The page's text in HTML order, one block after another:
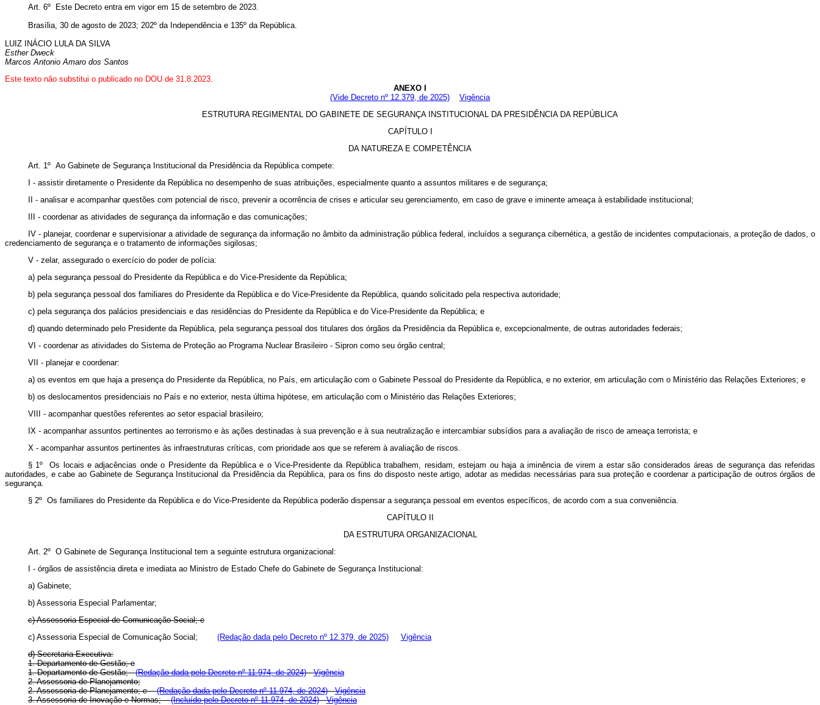
Art. 6º Este Decreto entra em vigor em 15 de setembro de 2023.
Brasília, 30 de agosto de 2023; 202º da Independência e 135º da República.
LUIZ INÁCIO LULA DA SILVA
Esther Dweck
Marcos Antonio Amaro dos Santos
Este texto não substitui o publicado no DOU de 31.8.2023.
ANEXO I
(Vide Decreto nº 12.379, de 2025)
Vigência
ESTRUTURA REGIMENTAL DO GABINETE DE SEGURANÇA INSTITUCIONAL DA PRESIDÊNCIA DA REPÚBLICA
CAPÍTULO I
DA NATUREZA E COMPETÊNCIA
Art. 1º Ao Gabinete de Segurança Institucional da Presidência da República compete:
I - assistir diretamente o Presidente da República no desempenho de suas atribuições, especialmente quanto a assuntos militares e de segurança;
II - analisar e acompanhar questões com potencial de risco, prevenir a ocorrência de crises e articular seu gerenciamento, em caso de grave e iminente ameaça à estabilidade institucional;
III - coordenar as atividades de segurança da informação e das comunicações;
IV - planejar, coordenar e supervisionar a atividade de segurança da informação no âmbito da administração pública federal, incluídos a segurança cibernética, a gestão de incidentes computacionais, a proteção de dados, o
credenciamento de segurança e o tratamento de informações sigilosas;
V - zelar, assegurado o exercício do poder de polícia:
a) pela segurança pessoal do Presidente da República e do Vice-Presidente da República;
b) pela segurança pessoal dos familiares do Presidente da República e do Vice-Presidente da República, quando solicitado pela respectiva autoridade;
c) pela segurança dos palácios presidenciais e das residências do Presidente da República e do Vice-Presidente da República; e
d) quando determinado pelo Presidente da República, pela segurança pessoal dos titulares dos órgãos da Presidência da República e, excepcionalmente, de outras autoridades federais;
VI - coordenar as atividades do Sistema de Proteção ao Programa Nuclear Brasileiro - Sipron como seu órgão central;
VII - planejar e coordenar:
a) os eventos em que haja a presença do Presidente da República, no País, em articulação com o Gabinete Pessoal do Presidente da República, e no exterior, em articulação com o Ministério das Relações Exteriores; e
b) os deslocamentos presidenciais no País e no exterior, nesta última hipótese, em articulação com o Ministério das Relações Exteriores;
VIII - acompanhar questões referentes ao setor espacial brasileiro;
IX - acompanhar assuntos pertinentes ao terrorismo e às ações destinadas à sua prevenção e à sua neutralização e intercambiar subsídios para a avaliação de risco de ameaça terrorista; e
X - acompanhar assuntos pertinentes às infraestruturas críticas, com prioridade aos que se referem à avaliação de riscos.
§ 1º Os locais e adjacências onde o Presidente da República e o Vice-Presidente da República trabalhem, residam, estejam ou haja a iminência de virem a estar são considerados áreas de segurança das referidas
autoridades, e cabe ao Gabinete de Segurança Institucional da Presidência da República, para os fins do disposto neste artigo, adotar as medidas necessárias para sua proteção e coordenar a participação de outros órgãos de
segurança.
§ 2º Os familiares do Presidente da República e do Vice-Presidente da República poderão dispensar a segurança pessoal em eventos específicos, de acordo com a sua conveniência.
CAPÍTULO II
DA ESTRUTURA ORGANIZACIONAL
Art. 2º O Gabinete de Segurança Institucional tem a seguinte estrutura organizacional:
I - órgãos de assistência direta e imediata ao Ministro de Estado Chefe do Gabinete de Segurança Institucional:
a) Gabinete;
b) Assessoria Especial Parlamentar;
c) Assessoria Especial de Comunicação Social; e
c) Assessoria Especial de Comunicação Social; (Redação dada pelo Decreto nº 12.379, de 2025)
Vigência
d) Secretaria-Executiva:
1. Departamento de Gestão; e
1. Departamento de Gestão;(Redação dada pelo Decreto nº 11.974, de 2024)
Vigência
2. Assessoria de Planejamento;
2. Assessoria de Planejamento; e(Redação dada pelo Decreto nº 11.974, de 2024)
Vigência
3. Assessoria de Inovação e Normas;(Incluído pelo Decreto nº 11.974, de 2024) Vigência